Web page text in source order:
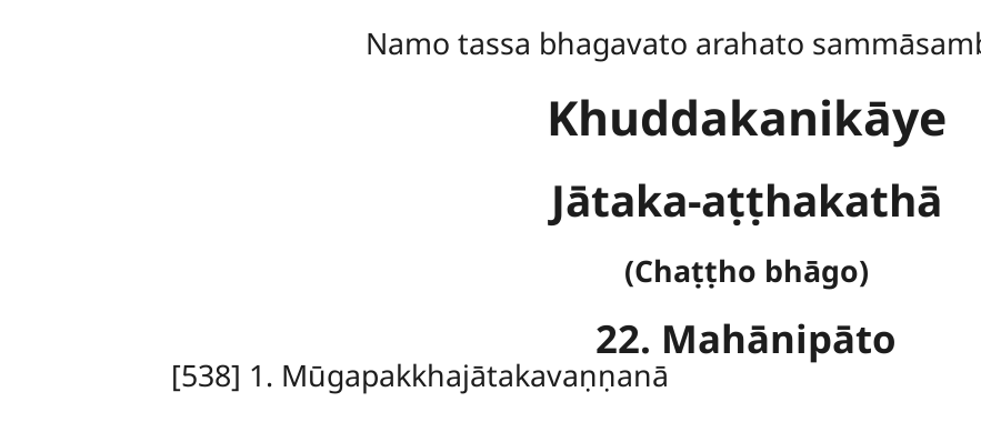
Namo tassa bhagavato arahato
Khuddakanikāye
Jātaka-aṭṭhakathā
(Chaṭṭho bhāgo)
22. Mahānipāto
[538] 1. Mūgapakkhajātakavaṇṇanā